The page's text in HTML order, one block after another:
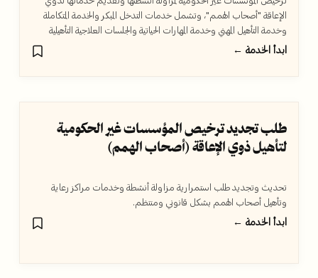
الإعاقة "أصحاب الهمم"، وتشمل خدمات التدخل المبكر والخدمة المتكاملة
وخدمة التأهيل المهني وخدمة المهارات الحياتية والجلسات العلاجية التأهيلية
الفردية وخدمة التقييم التربوي النفسي...
ابدأ الخدمة ←
طلب تجديد ترخيص المؤسسات غير الحكومية
لتأهيل ذوي الإعاقة (أصحاب الهمم)
تحديث وتجديد طلب استمرارية مزاولة أنشطة وخدمات مراكز رعاية
وتأهيل أصحاب الهمم بشكل قانوني ومنتظم.
ابدأ الخدمة ←